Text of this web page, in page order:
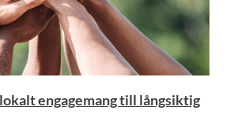
engagemang till långsiktig